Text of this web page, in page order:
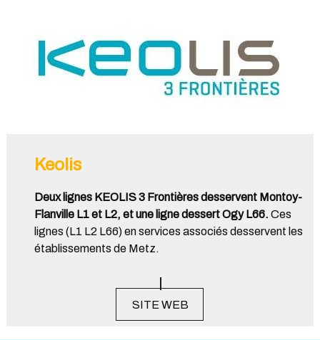
Keolis
Deux lignes KEOLIS 3 Frontières desservent Montoy-
Flanville L1 et L2, et une ligne dessert Ogy L66. Ces
lignes (L1 L2 L66) en services associés desservent les
établissements de Metz.
SITE WEB